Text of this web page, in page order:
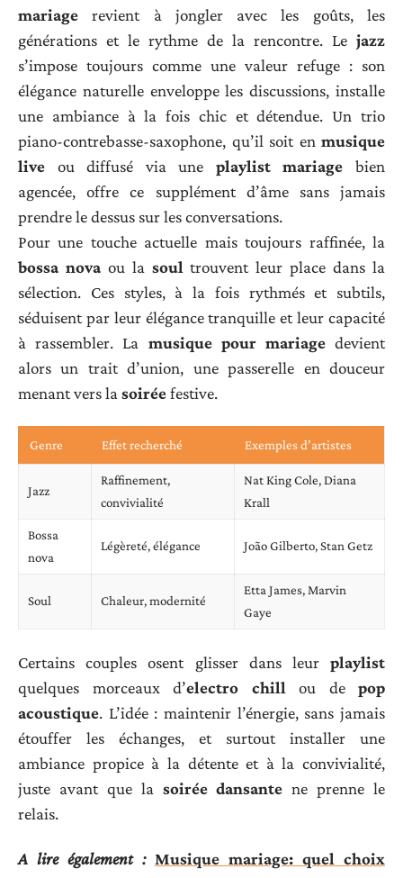
mariage revient à jongler avec les goûts, les
générations et le rythme de la rencontre. Le jazz
s’impose toujours comme une valeur refuge : son
élégance naturelle enveloppe les discussions, installe
une ambiance à la fois chic et détendue. Un trio
piano-contrebasse-saxophone, qu’il soit en musique
live ou diffusé via une playlist mariage bien
agencée, offre ce supplément d’âme sans jamais
prendre le dessus sur les conversations.
Pour une touche actuelle mais toujours raffinée, la
bossa novaou la soul trouvent leur place dans la
sélection. Ces styles, à la fois rythmés et subtils,
séduisent par leur élégance tranquille et leur capacité
à rassembler. La musique pour mariagedevient
alors un trait d’union, une passerelle en douceur
menant vers la soiréefestive.
Genre Effet recherché Exemples d’artistes
Jazz
Raffinement,
convivialité
Nat King Cole, Diana
Krall
Bossa
nova
Légèreté, élégance João Gilberto, Stan Getz
Soul Chaleur, modernité
Etta James, Marvin
Gaye
Certains couples osent glisser dans leur playlist
quelques morceaux d’electro chill ou de pop
acoustique. L’idée : maintenir l’énergie, sans jamais
étouffer les échanges, et surtout installer une
ambiance propice à la détente et à la convivialité,
juste avant que la soirée dansante ne prenne le
relais.
A lire également : Musique mariage: quel choix